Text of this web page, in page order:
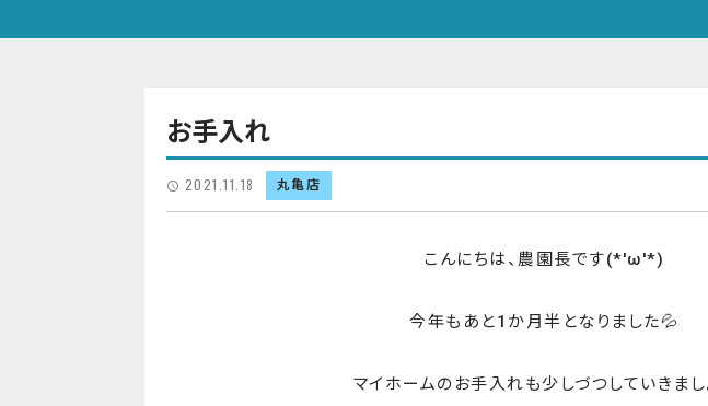
お手入れ
2021.11.18 丸亀店
こんにちは、農園長です(*'ω'*)
今年もあと1か月半となりました💦
マイホームのお手入れも少しづつしていきまし